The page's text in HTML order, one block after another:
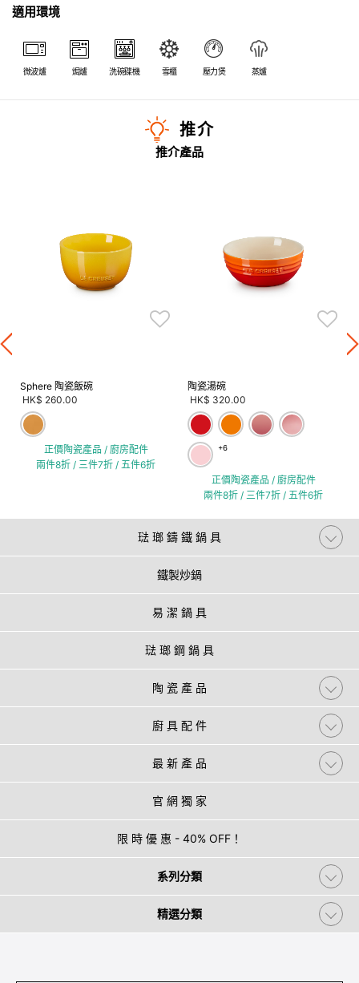
適用環境
微波爐 焗爐 洗碗碟機 雪櫃 壓力煲 蒸爐
推介
推介產品
Sphere 陶瓷飯碗
HK$ 260.00
正價陶瓷產品 / 廚房配件
兩件8折 / 三件7折 / 五件6折
陶瓷湯碗
HK$ 320.00
+6
正價陶瓷產品 / 廚房配件
兩件8折 / 三件7折 / 五件6折
琺 瑯 鑄 鐵 鍋 具
鐵製炒鍋
易 潔 鍋 具
琺 瑯 鋼 鍋 具
陶 瓷 產 品
廚 具 配 件
最 新 產 品
官 網 獨 家
限 時 優 惠 - 40% OFF！
系列分類
精選分類